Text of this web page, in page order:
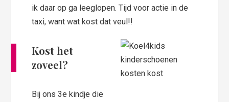
ik daar op ga leeglopen. Tijd voor actie in de
taxi, want wat kost dat veul!!
Kost het
zoveel?
Bij ons 3e kindje die